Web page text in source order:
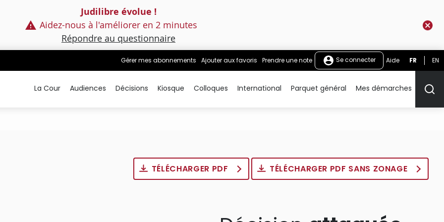
Judilibre évolue !
Aidez-nous à l'améliorer en 2 minutes
Répondre au questionnaire
Gérer mes abonnements Ajouter aux favoris Prendre une note Se connecter Aide FR EN
La Cour Audiences Décisions Kiosque Colloques International Parquet général Mes démarches
TÉLÉCHARGER PDF TÉLÉCHARGER PDF SANS ZONAGE